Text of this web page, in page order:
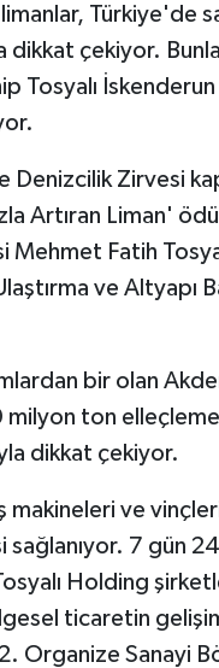
Türkiye'de
dikkat çekiyor.
İskenderun
Denizcilik Zirvesi
Artıran Liman'
Mehmet Fatih
ve Altyapı
bir olan
milyon ton
dikkat çekiyor.
makineleri ve
sağlanıyor. 7 gün
Holding
ticaretin
Organize Sanayi